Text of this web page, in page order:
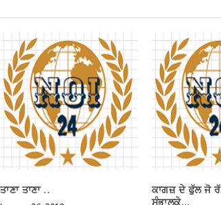
ਤਾਣਾ ਤਾਣਾ ..
ਕਾਗਜ਼ ਦੇ ਫੁੱਲ ਜੋ
ਸੰਭਾਲਕੇ…